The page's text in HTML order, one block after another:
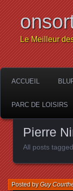
Le Meilleur
ACCUEIL
PARC DE LOISIRS
Pierre
All posts
Posted byGuy